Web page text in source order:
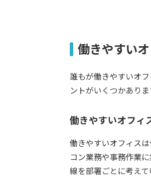
働きやすい
誰もが働きやすいオ
ントがいくつかあり
働きやすいオフィ
働きやすいオフィス
コン業務や事務作業
線を部署ごとに考えて